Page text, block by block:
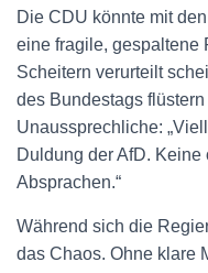
Die CDU könnte mit
eine fragile, gespaltene
Scheitern verurteilt
des Bundestags
Unaussprechliche:
Duldung der AfD.
Absprachen.“
Während sich die
das Chaos. Ohne klare